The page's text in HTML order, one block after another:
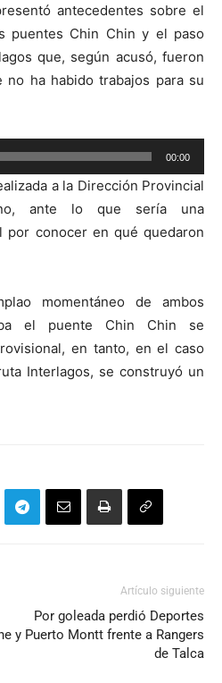
antecedentes sobre el
puentes Chin Chin y el paso
que, según acusó, fueron
no ha habido trabajos para su
00:00
a la Dirección Provincial
ante lo que sería una
por conocer en qué quedaron
momentáneo de ambos
el puente Chin Chin se
en tanto, en el caso
Interlagos, se construyó un
y
Artículo siguiente
Por goleada perdió Deportes
Puerto Montt frente a Rangers
de Talca